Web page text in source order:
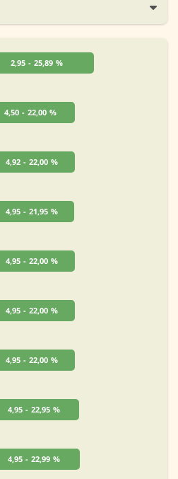
2,95 - 25,89 %
4,50 - 22,00 %
4,92 - 22,00 %
4,95 - 21,95 %
4,95 - 22,00 %
4,95 - 22,00 %
4,95 - 22,00 %
4,95 - 22,95 %
4,95 - 22,99 %